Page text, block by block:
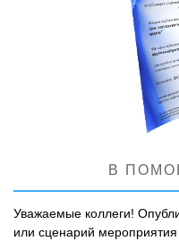
В
Уважаемые коллеги!
или сценарий